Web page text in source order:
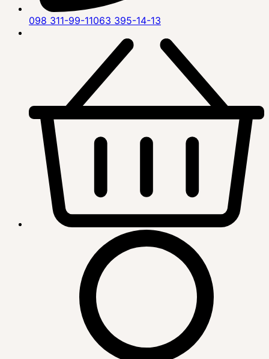
098 311-99-11063 395-14-13